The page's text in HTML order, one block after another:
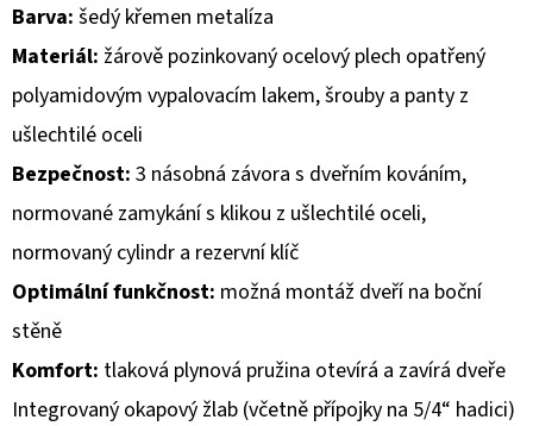
Barva: šedý křemen metalíza
Materiál: žárově pozinkovaný ocelový plech opatřený
polyamidovým vypalovacím lakem, šrouby a panty z
ušlechtilé oceli
Bezpečnost: 3 násobná závora s dveřním kováním,
normované zamykání s klikou z ušlechtilé oceli,
normovaný cylindr a rezervní klíč
Optimální funkčnost: možná montáž dveří na boční
stěně
Komfort: tlaková plynová pružina otevírá a zavírá dveře
Integrovaný okapový žlab (včetně přípojky na 5/4“ hadici)
D
O
P
O
R
U
Č
U
J
E
M
E